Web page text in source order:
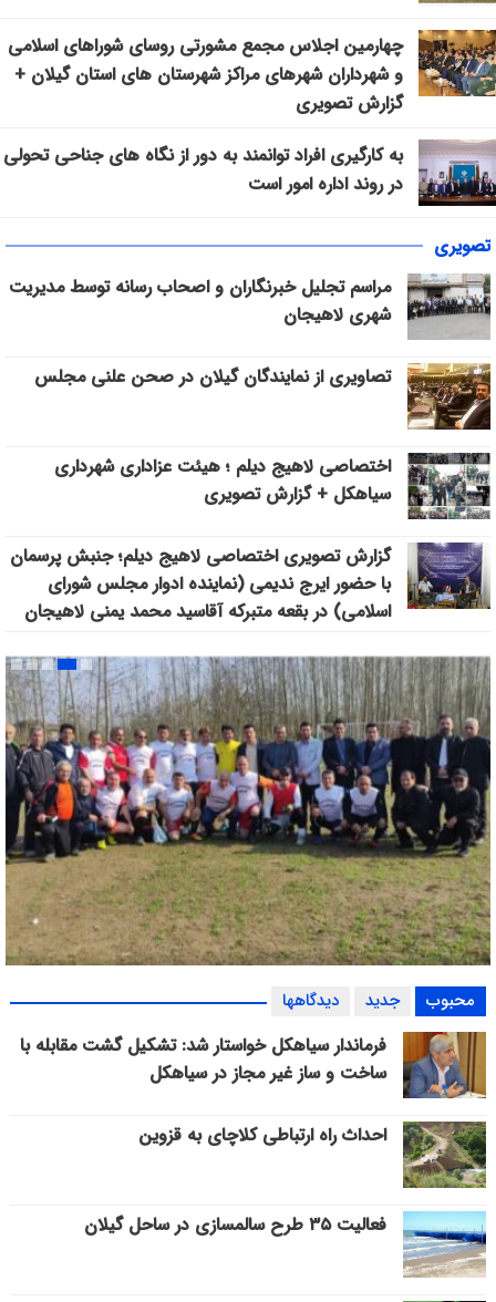
چهارمین اجلاس مجمع مشورتی روسای شوراهای اسلامی
و شهرداران شهرهای مراکز شهرستان های استان گیلان +
گزارش تصویری
به کارگیری افراد توانمند به دور از نگاه های جناحی تحولی
در روند اداره امور است
تصویری
مراسم تجلیل خبرنگاران و اصحاب رسانه توسط مدیریت
شهری لاهیجان
تصاویری از نمایندگان گیلان در صحن علنی مجلس
اختصاصی لاهیج دیلم ؛ هیئت عزاداری شهرداری
سیاهکل + گزارش تصویری
گزارش تصویری اختصاصی لاهیج دیلم؛ جنبش پرسمان
با حضور ایرج ندیمی (نماینده ادوار مجلس شورای
اسلامی) در بقعه متبرکه آقاسید محمد یمنی لاهیجان
گزارش تصویری
محبوب جدید دیدگاهها
فرماندار سیاهکل خواستار شد: تشکیل گشت مقابله با
ساخت و ساز غیر مجاز در سیاهکل
احداث راه ارتباطی کلاچای به قزوین
فعالیت ۳۵ طرح سالمسازی در ساحل گیلان